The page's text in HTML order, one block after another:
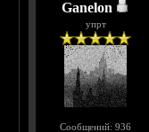
Ganelon
упрт
Сообщений: 936